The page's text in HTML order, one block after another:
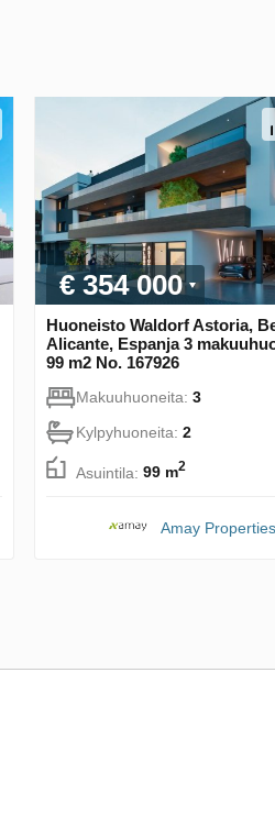
€ 354 000
Huoneisto Waldorf Astoria,
Alicante, Espanja 3
99 m2 No. 167926
Makuuhuoneita:3
Kylpyhuoneita:2
Asuintila:99 m2
Amay Properties